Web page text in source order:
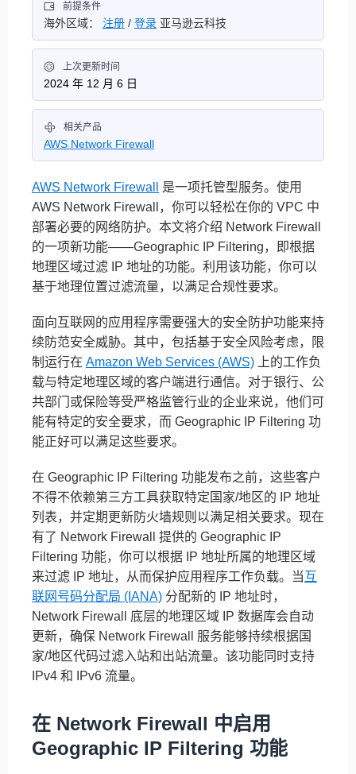
前提条件
海外区域： 注册 / 登录 亚马逊云科技
上次更新时间
2024 年 12 月 6 日
相关产品
AWS Network Firewall
AWS Network Firewall
是一项托管型服务。使用
AWS Network Firewall，你可以轻松在你的 VPC 中
部署必要的网络防护。本文将介绍 Network Firewall
的一项新功能——Geographic IP Filtering，即根据
地理区域过滤 IP 地址的功能。利用该功能，你可以
基于地理位置过滤流量，以满足合规性要求。
面向互联网的应用程序需要强大的安全防护功能来持
续防范安全威胁。其中，包括基于安全风险考虑，限
制运行在 Amazon Web Services (AWS) 上的工作负
载与特定地理区域的客户端进行通信。对于银行、公
共部门或保险等受严格监管行业的企业来说，他们可
能有特定的安全要求，而 Geographic IP Filtering 功
能正好可以满足这些要求。
在 Geographic IP Filtering 功能发布之前，这些客户
不得不依赖第三方工具获取特定国家/地区的 IP 地址
列表，并定期更新防火墙规则以满足相关要求。现在
有了 Network Firewall 提供的 Geographic IP
Filtering 功能，你可以根据 IP 地址所属的地理区域
来过滤 IP 地址，从而保护应用程序工作负载。当互
联网号码分配局 (IANA) 分配新的 IP 地址时，
Network Firewall 底层的地理区域 IP 数据库会自动
更新，确保 Network Firewall 服务能够持续根据国
家/地区代码过滤入站和出站流量。该功能同时支持
IPv4 和 IPv6 流量。
在 Network Firewall 中启用
Geographic IP Filtering 功能